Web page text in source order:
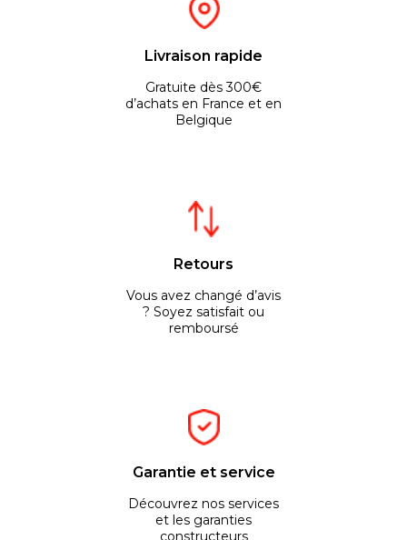
Livraison rapide
Gratuite dès 300€
d’achats en France et en
Belgique
Retours
Vous avez changé d’avis
? Soyez satisfait ou
remboursé
Garantie et service
Découvrez nos services
et les garanties
constructeurs